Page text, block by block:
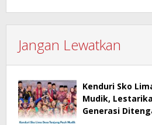
Jangan Lewatkan
Kenduri Sko
Mudik,
Generasi